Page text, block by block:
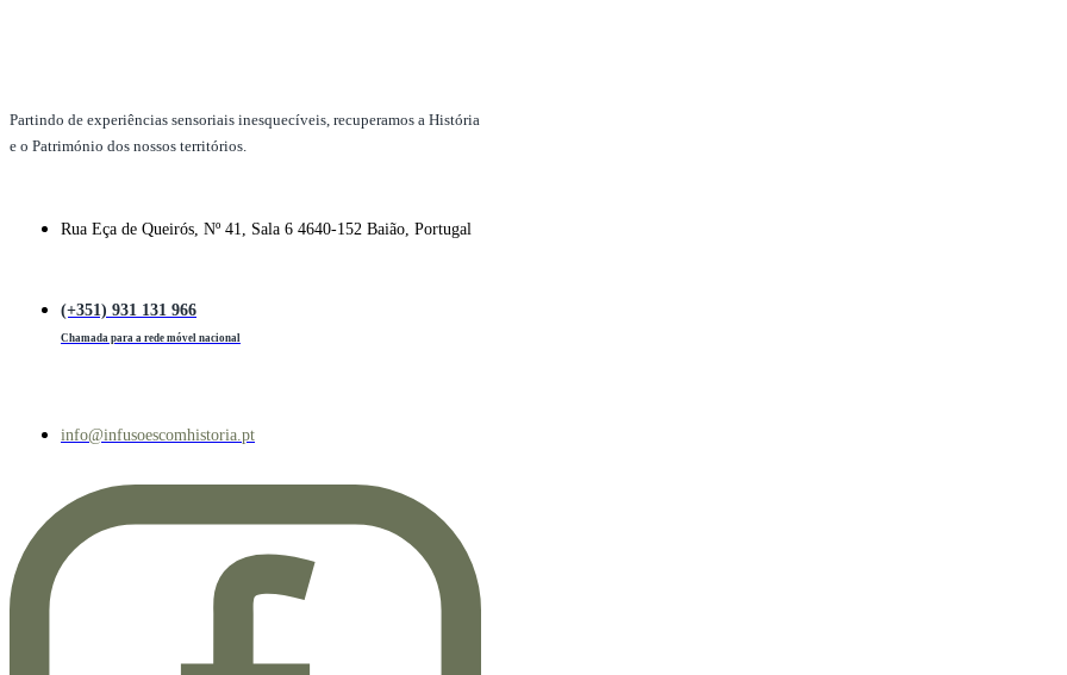
Partindo de experiências sensoriais inesquecíveis, recuperamos a História
e o Património dos nossos territórios.
Rua Eça de Queirós, Nº 41, Sala 6 4640-152 Baião, Portugal
(+351) 931 131 966
Chamada para a rede móvel nacional
info@infusoescomhistoria.pt